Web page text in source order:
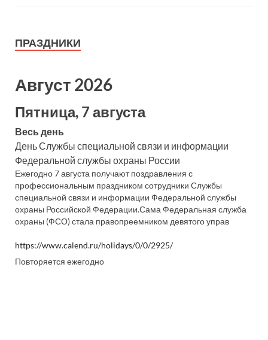
ПРАЗДНИКИ
Август 2026
Пятница, 7 августа
Весь день
День Службы специальной связи и информации
Федеральной службы охраны России
Ежегодно 7 августа получают поздравления с
профессиональным праздником сотрудники Службы
специальной связи и информации Федеральной службы
охраны Российской Федерации.Сама Федеральная служба
охраны (ФСО) стала правопреемником девятого управ
https://www.calend.ru/holidays/0/0/2925/
Повторяется ежегодно